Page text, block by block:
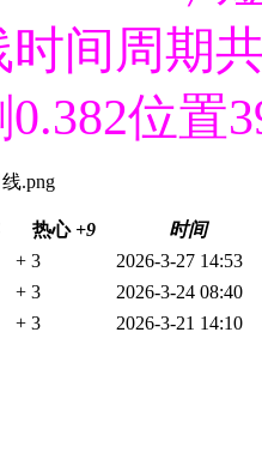
时间周期
位置
热心 +9
时间
+ 3
2026-3-27 14:53
+ 3
2026-3-24 08:40
+ 3 2026-3-21 14:10